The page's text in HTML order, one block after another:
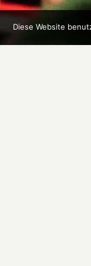
Diese Website